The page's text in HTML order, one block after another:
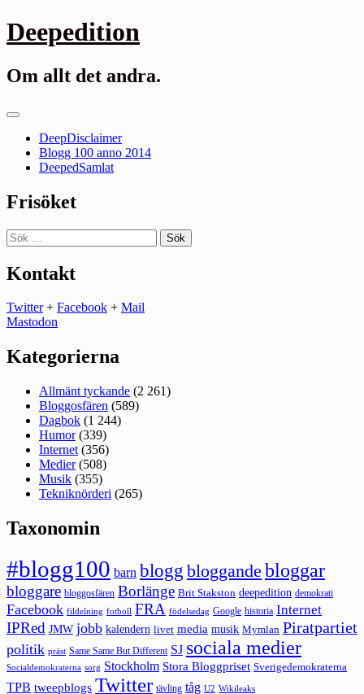
Gå
till
Deepedition
Om allt det andra.
Primär
DeepDisclaimer
Blogg 100 anno 2014
DeepedSamlat
Frisöket
Sök
efter:
Kontakt
Twitter+ Facebook + Mail
Mastodon
Kategorierna
Allmänt tyckande (2 261)
Bloggosfären (589)
Dagbok (1 244)
Humor(339)
Internet (356)
Medier(508)
Musik (355)
Tekniknörderi (265)
Taxonomin
#blogg100 barn blogg bloggande bloggar
bloggare bloggosfären Borlänge Brit Stakston deepedition demokrati
Facebook fildelning fotboll FRA födelsedag Google historia Internet
IPRed JMW jobb kalendern livet media musik Mymlan Piratpartiet
politik präst Same Same But Different SJ sociala medier
Socialdemokraterna sorg Stockholm Stora Bloggpriset Sverigedemokraterna
TPB tweepblogs Twitter tävling tåg U2 Wikileaks